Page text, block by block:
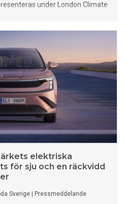
under London Climate
elektriska
för sju och en räckvidd
Sverige Pressmeddelande